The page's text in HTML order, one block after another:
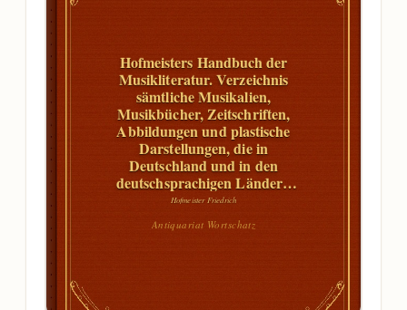
Hofmeisters Handbuch der
Musikliteratur. Verzeichnis
sämtliche Musikalien,
Musikbücher, Zeitschriften,
Abbildungen und plastische
Darstellungen, die in
Deutschland und in den
deutschsprachigen Ländern
erschienen sind, Bd. 1952 (100.
Jg.)
Hofmeister Friedrich
Antiquariat Wortschatz